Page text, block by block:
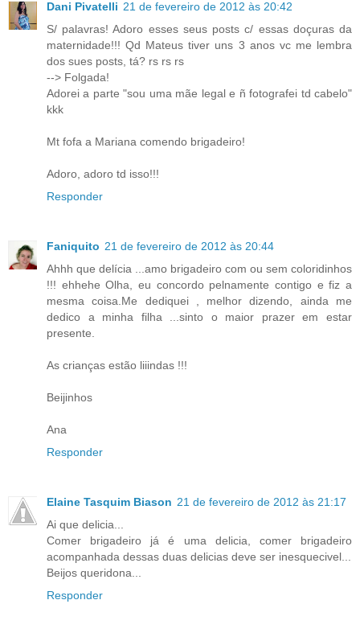
Dani Pivatelli 21 de fevereiro de 2012 às 20:42
S/ palavras! Adoro esses seus posts c/ essas doçuras da
maternidade!!! Qd Mateus tiver uns 3 anos vc me lembra
dos sues posts, tá? rs rs rs
--> Folgada!
Adorei a parte "sou uma mãe legal e ñ fotografei td cabelo"
kkk
Mt fofa a Mariana comendo brigadeiro!
Adoro, adoro td isso!!!
Responder
Faniquito 21 de fevereiro de 2012 às 20:44
Ahhh que delícia ...amo brigadeiro com ou sem coloridinhos
!!! ehhehe Olha, eu concordo pelnamente contigo e fiz a
mesma coisa.Me dediquei , melhor dizendo, ainda me
dedico a minha filha ...sinto o maior prazer em estar
presente.
As crianças estão liiindas !!!
Beijinhos
Ana
Responder
Elaine Tasquim Biason 21 de fevereiro de 2012 às 21:17
Ai que delicia...
Comer brigadeiro já é uma delicia, comer brigadeiro
acompanhada dessas duas delicias deve ser inesquecivel...
Beijos queridona...
Responder